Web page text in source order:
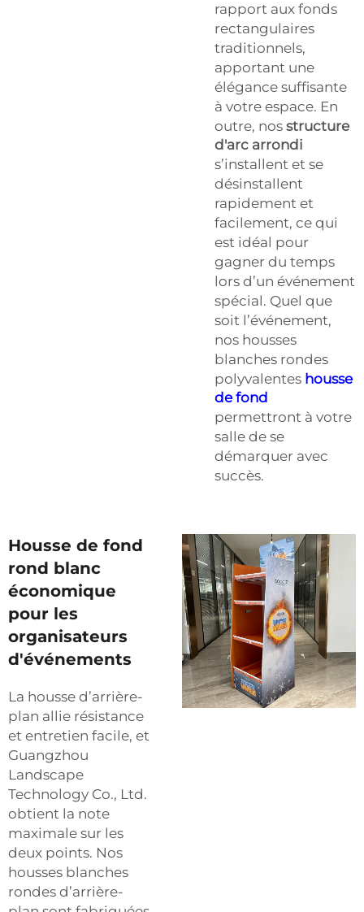
rapport aux fonds
rectangulaires
traditionnels,
apportant une
élégance suffisante
à votre espace. En
outre, nos structure
d'arc arrondi
s’installent et se
désinstallent
rapidement et
facilement, ce qui
est idéal pour
gagner du temps
lors d’un événement
spécial. Quel que
soit l’événement,
nos housses
blanches rondes
polyvalentes housse
de fond
permettront à votre
salle de se
démarquer avec
succès.
Housse de fond
rond blanc
économique
pour les
organisateurs
d'événements
La housse d’arrière-
plan allie résistance
et entretien facile, et
Guangzhou
Landscape
Technology Co., Ltd.
obtient la note
maximale sur les
deux points. Nos
housses blanches
rondes d’arrière-